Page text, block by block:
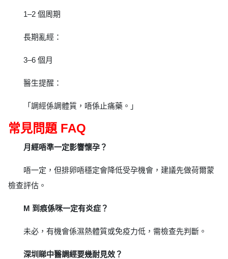
1–2 個周期
長期亂經：
3–6 個月
醫生提醒：
「調經係調體質，唔係止痛藥。」
常見問題 FAQ
月經唔準一定影響懷孕？
唔一定，但排卵唔穩定會降低受孕機會，建議先做荷爾蒙
檢查評估。
M 到痕係咪一定有炎症？
未必，有機會係濕熱體質或免疫力低，需檢查先判斷。
深圳睇中醫調經要幾耐見效？